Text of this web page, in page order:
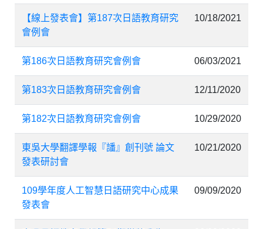
【線上發表會】第187次日語教育研究
會例會
10/18/2021
第186次日語教育研究會例會 06/03/2021
第183次日語教育研究會例會 12/11/2020
第182次日語教育研究會例會 10/29/2020
東吳大學翻譯學報『譒』創刊號 論文
發表研討會
10/21/2020
109學年度人工智慧日語研究中心成果
發表會
09/09/2020